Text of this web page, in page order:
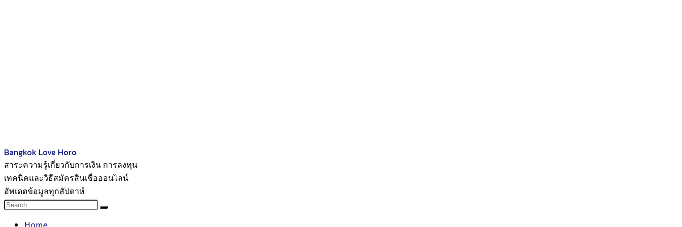
Bangkok Love Horo
สาระความรู้เกี่ยวกับการเงิน การลงทุน
เทคนิคและวิธีสมัครสินเชื่อออนไลน์
อัพเดตข้อมูลทุกสัปดาห์
Home